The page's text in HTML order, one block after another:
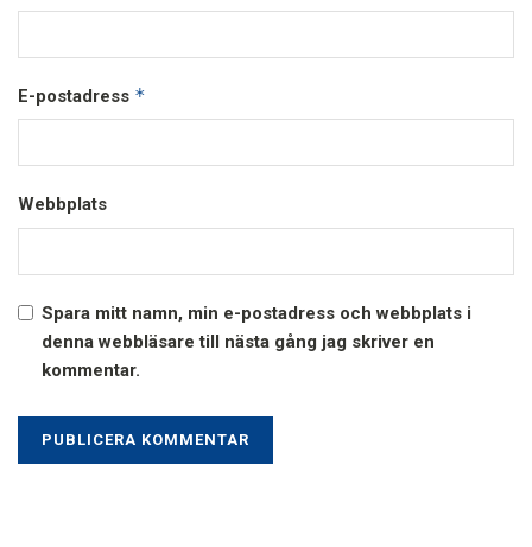
E-postadress *
Webbplats
Spara mitt namn, min e-postadress och webbplats i
denna webbläsare till nästa gång jag skriver en
kommentar.